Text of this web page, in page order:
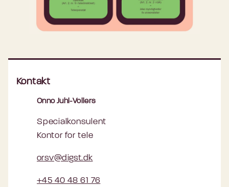
Kontakt
Onno Juhl-Vollers
Specialkonsulent
Kontor for tele
orsv@digst.dk
+45 40 48 61 76